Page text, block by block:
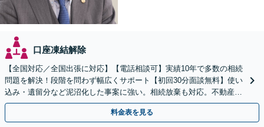
口座凍結解除
【全国対応／全国出張に対応】【電話相談可】実績10年で多数の相続
問題を解決！段階を問わず幅広くサポート【初回30分面談無料】使い
込み・遺留分など泥沼化した事案に強い。相続放棄も対応。不動産相
続は次世代を見据えたご提案。生前対策もお任せを
料金表を見る